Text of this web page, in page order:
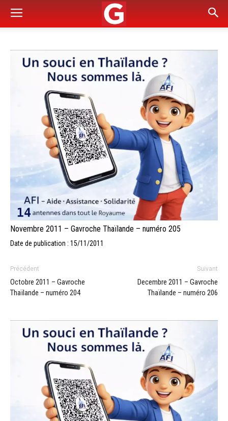
Novembre 2011 – Gavroche Thaïlande – numéro 205
Date de publication : 15/11/2011
Précédent
Octobre 2011 – Gavroche
Thaïlande – numéro 204
Suivant
Decembre 2011 – Gavroche
Thaïlande – numéro 206